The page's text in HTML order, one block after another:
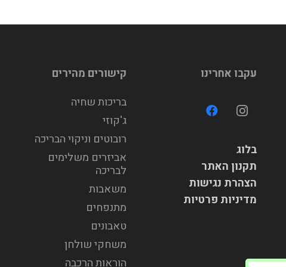
עקבו אחרינו
בלוג
תקנון האתר
הצהרת נגישות
מדיניות פרטיות
קישורים מהירים
בריכות שחיה
ג'קוזי
רובוטים וניקוי הבריכה
אביזרים משלימים
לבריכה
משאבות
מתנפחים
טאבונים
משחקי שולחן
הוראות הרכבה